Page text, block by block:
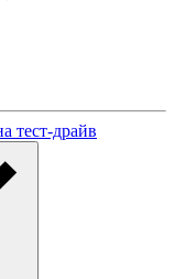
тест-драйв